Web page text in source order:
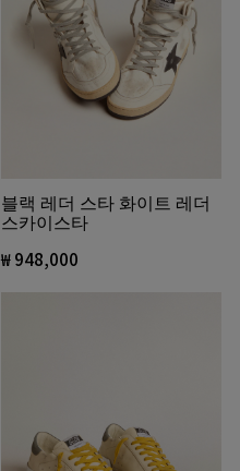
블랙 레더 스타 화이트 레더
스카이스타
₩ 948,000